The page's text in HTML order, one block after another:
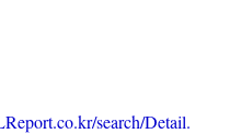
search/Detail.